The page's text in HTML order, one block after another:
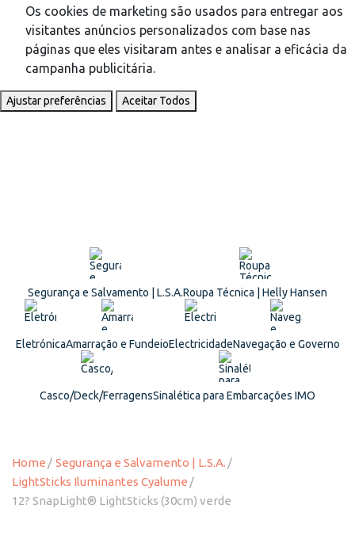
Os cookies de marketing são usados para entregar aos
visitantes anúncios personalizados com base nas
páginas que eles visitaram antes e analisar a eficácia da
campanha publicitária.
Ajustar preferências Aceitar Todos
Segurança e Salvamento | L.S.A.Roupa Técnica | Helly Hansen
EletrónicaAmarração e FundeioElectricidadeNavegação e Governo
Casco/Deck/FerragensSinalética para Embarcações IMO
Home
Segurança e Salvamento | L.S.A.
LightSticks Iluminantes Cyalume
12? SnapLight® LightSticks (30cm) verde